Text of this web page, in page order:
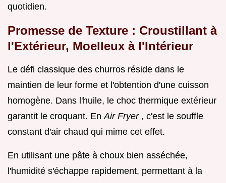
quotidien.
Promesse de Texture : Croustillant à
l'Extérieur, Moelleux à l'Intérieur
Le défi classique des churros réside dans le
maintien de leur forme et l'obtention d'une cuisson
homogène. Dans l'huile, le choc thermique extérieur
garantit le croquant. EnAir Fryer , c'est le souffle
constant d'air chaud qui mime cet effet.
En utilisant une pâte à choux bien asséchée,
l'humidité s'échappe rapidement, permettant à la